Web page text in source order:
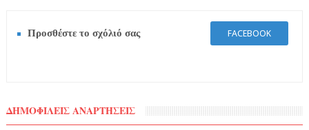
Προσθέστε το σχόλιό σας FACEBOOK
ΔΗΜΟΦΙΛΕΙΣ ΑΝΑΡΤΗΣΕΙΣ